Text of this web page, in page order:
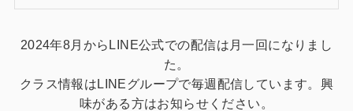
2024年8月からLINE公式での配信は月一回になりまし
た。
クラス情報はLINEグループで毎週配信しています。興
味がある方はお知らせください。